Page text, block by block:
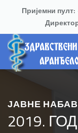
Пријемни пулт:
ЈАВНЕ
2019.